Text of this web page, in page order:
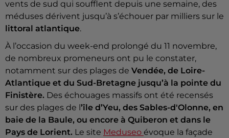
vents de sud qui soufflent depuis une semaine, des
méduses dérivent jusqu’à s’échouer par milliers sur le
littoral atlantique.
À l’occasion du week-end prolongé du 11 novembre,
de nombreux promeneurs ont pu le constater,
notamment sur des plages de Vendée, de Loire-
Atlantique et du Sud-Bretagne jusqu’à la pointe du
Finistère. Des échouages massifs ont été recensés
sur des plages de l ’île d’Yeu, des Sables-d'Olonne, en
baie de la Baule, ou encore à Quiberon et dans le
Pays de Lorient. Le site Meduseo évoque la façade